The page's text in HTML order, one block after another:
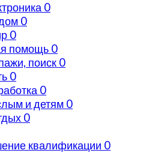
0
0
0
помощь 0
поиск 0
0
0
и детям 0
0
квалификации 0